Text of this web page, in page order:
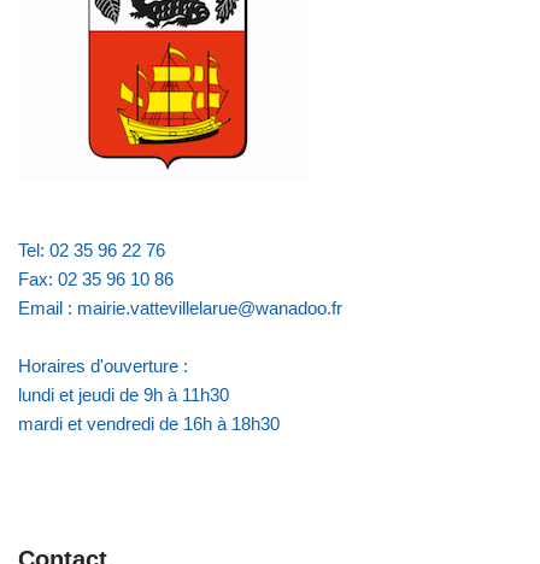
Tel: 02 35 96 22 76
Fax: 02 35 96 10 86
Email : mairie.vattevillelarue@wanadoo.fr
Horaires d'ouverture :
lundi et jeudi de 9h à 11h30
mardi et vendredi de 16h à 18h30